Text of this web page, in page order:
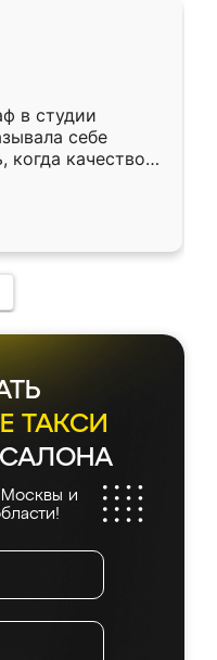
в студии
себе
когда качеством
уже почти
ТАКСИ
и